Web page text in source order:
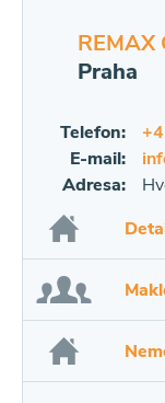
REMAX
Praha
Telefon:
E-mail:
Adresa: